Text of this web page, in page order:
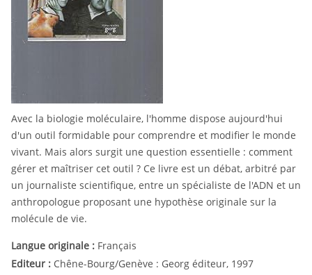
Avec la biologie moléculaire, l'homme dispose aujourd'hui
d'un outil formidable pour comprendre et modifier le monde
vivant. Mais alors surgit une question essentielle : comment
gérer et maîtriser cet outil ? Ce livre est un débat, arbitré par
un journaliste scientifique, entre un spécialiste de l'ADN et un
anthropologue proposant une hypothèse originale sur la
molécule de vie.
Langue originale : Français
Editeur : Chêne-Bourg/Genève : Georg éditeur, 1997